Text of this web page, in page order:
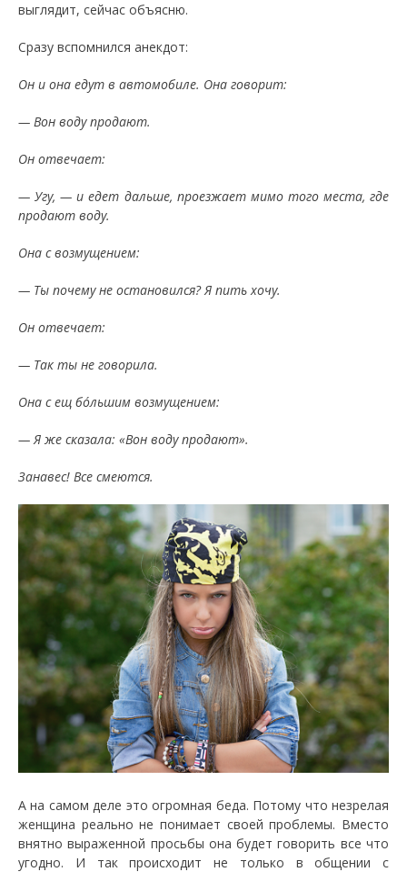
выглядит, сейчас объясню.
Сразу вспомнился анекдот:
Он и она едут в автомобиле. Она говорит:
— Вон воду продают.
Он отвечает:
— Угу, — и едет дальше, проезжает мимо того места, где
продают воду.
Она с возмущением:
— Ты почему не остановился? Я пить хочу.
Он отвечает:
— Так ты не говорила.
Она с ещ бóльшим возмущением:
— Я же сказала: «Вон воду продают».
Занавес! Все смеются.
А на самом деле это огромная беда. Потому что незрелая
женщина реально не понимает своей проблемы. Вместо
внятно выраженной просьбы она будет говорить все что
угодно. И так происходит не только в общении с